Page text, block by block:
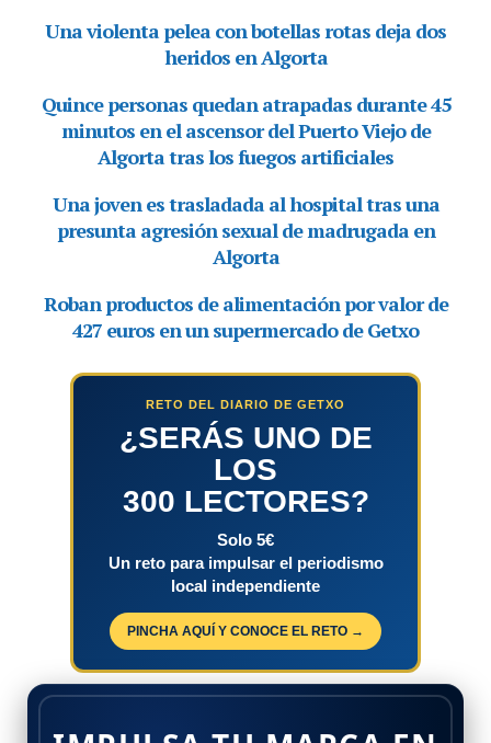
RETO DEL DIARIO DE GETXO
¿SERÁS UNO DE
LOS
300 LECTORES?
Solo 5€
Un reto para impulsar el periodismo
local independiente
PINCHA AQUÍ Y CONOCE EL RETO →